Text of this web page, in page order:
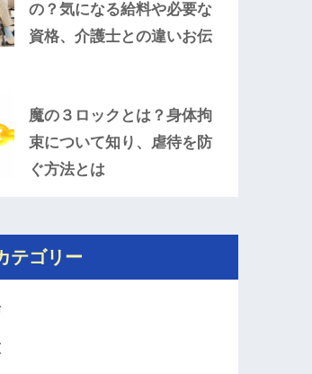
の？気になる給料や必要な
資格、介護士との違いお伝
魔の３ロックとは？身体拘
束について知り、虐待を防
ぐ方法とは
テゴリー